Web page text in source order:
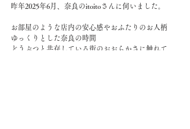
昨年2025年6月、奈良のitoitoさんに伺いました。
お部屋のような店内の安心感やおふたりのお人柄
ゆっくりとした奈良の時間
どうぶつと共存している街のおおらかさに触れて